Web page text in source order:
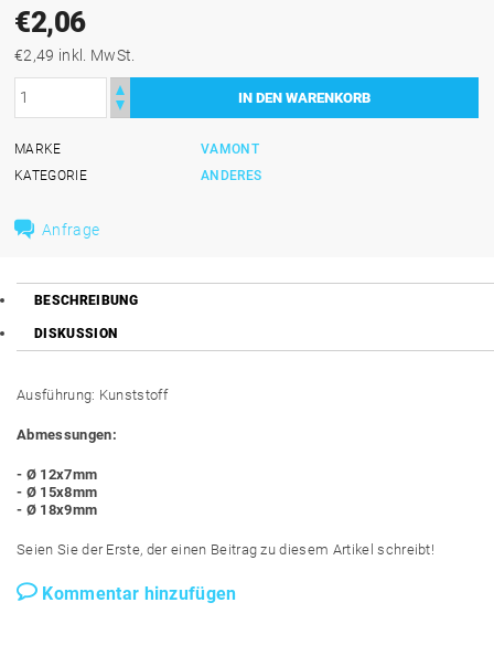
€2,06
€2,49 inkl. MwSt.
MARKE
VAMONT
KATEGORIE
ANDERES
Anfrage
BESCHREIBUNG
DISKUSSION
Ausführung: Kunststoff
Abmessungen:
- Ø 12x7mm
- Ø 15x8mm
- Ø 18x9mm
Seien Sie der Erste, der einen Beitrag zu diesem Artikel schreibt!
Kommentar hinzufügen